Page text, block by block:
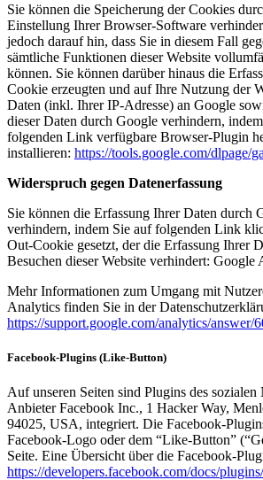
Sie können die Speicherung der Cookies
Einstellung Ihrer Browser-Software
jedoch darauf hin, dass Sie in diesem Fall
sämtliche Funktionen dieser Website
können. Sie können darüber hinaus die
Cookie erzeugten und auf Ihre Nutzung der
Daten (inkl. Ihrer IP-Adresse) an Google
dieser Daten durch Google verhindern,
folgenden Link verfügbare Browser-Plugin
installieren: https://tools.google.com/dlpage/
Widerspruch gegen Datenerfassung
Sie können die Erfassung Ihrer Daten durch
verhindern, indem Sie auf folgenden Link
Out-Cookie gesetzt, der die Erfassung Ihrer
Besuchen dieser Website verhindert: Google
Mehr Informationen zum Umgang mit
Analytics finden Sie in der
https://support.google.com/analytics/answer/
Facebook-Plugins (Like-Button)
Auf unseren Seiten sind Plugins des
Anbieter Facebook Inc., 1 Hacker Way,
94025, USA, integriert. Die Facebook-
Facebook-Logo oder dem “Like-Button”
Seite. Eine Übersicht über die Facebook-
https://developers.facebook.com/docs/plugins/